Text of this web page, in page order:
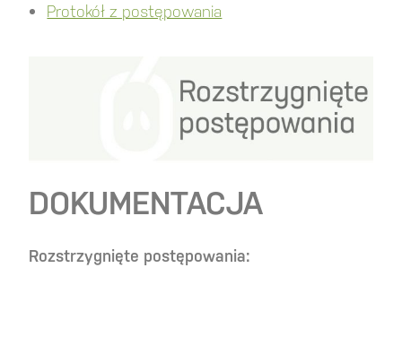
Protokół z postępowania
DOKUMENTACJA
Rozstrzygnięte postępowania: